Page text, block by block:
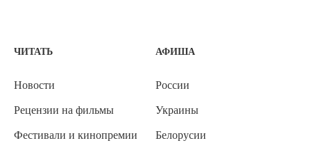
ЧИТАТЬ
Новости
Рецензии на фильмы
Фестивали и кинопремии
АФИША
России
Украины
Белорусии